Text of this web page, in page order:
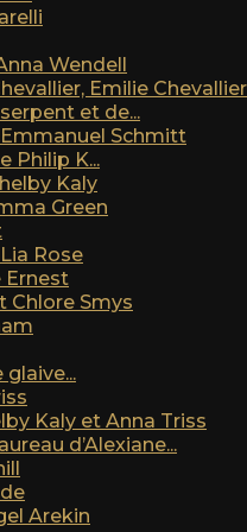
Wendell
Emilie Chevallier
et de...
Emmanuel Schmitt
Philip K...
Kaly
Green
Rose
Ernest
Chlore Smys
Kaly et Anna Triss
d’Alexiane...
Arekin